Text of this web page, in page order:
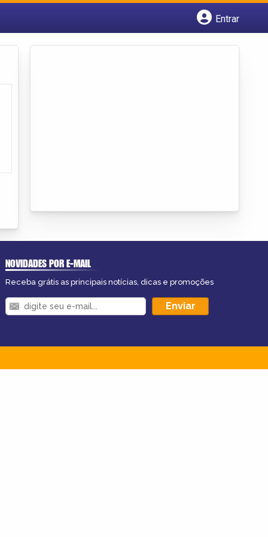
Entrar
NOVIDADES POR E-MAIL
Receba grátis as principais notícias, dicas e promoções